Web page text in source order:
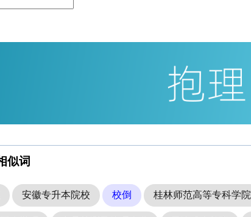
似词
安徽专升本院校 校倒 桂林师范高等专科学院